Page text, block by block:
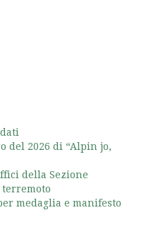
del 2026 di “Alpin jo,
della Sezione
terremoto
medaglia e manifesto